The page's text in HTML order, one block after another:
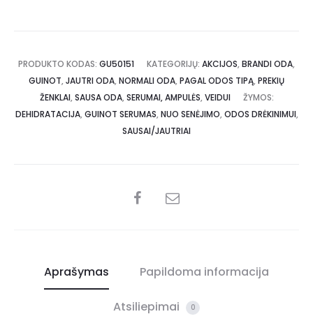
PRODUKTO KODAS: GU50151 KATEGORIJŲ: AKCIJOS, BRANDI ODA,
GUINOT, JAUTRI ODA, NORMALI ODA, PAGAL ODOS TIPĄ, PREKIŲ
ŽENKLAI, SAUSA ODA, SERUMAI, AMPULĖS, VEIDUI
ŽYMOS:
DEHIDRATACIJA, GUINOT SERUMAS, NUO SENĖJIMO, ODOS DRĖKINIMUI,
SAUSAI/JAUTRIAI
Aprašymas Papildoma informacija
Atsiliepimai 0